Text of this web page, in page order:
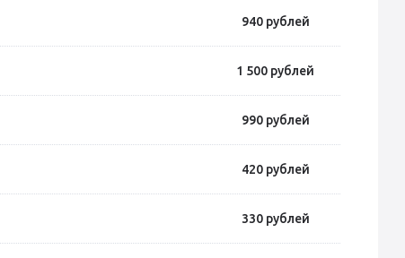
940 рублей
1 500 рублей
990 рублей
420 рублей
330 рублей